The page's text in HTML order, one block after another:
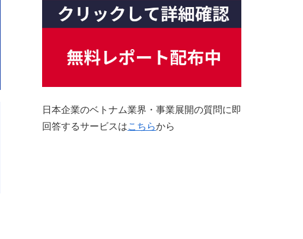
日本企業のベトナム業界・事業展開の質問に即
回答するサービスはこちらから